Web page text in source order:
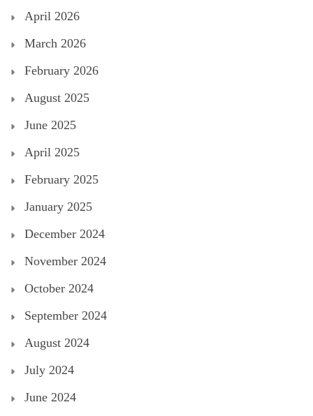
April 2026
March 2026
February 2026
August 2025
June 2025
April 2025
February 2025
January 2025
December 2024
November 2024
October 2024
September 2024
August 2024
July 2024
June 2024